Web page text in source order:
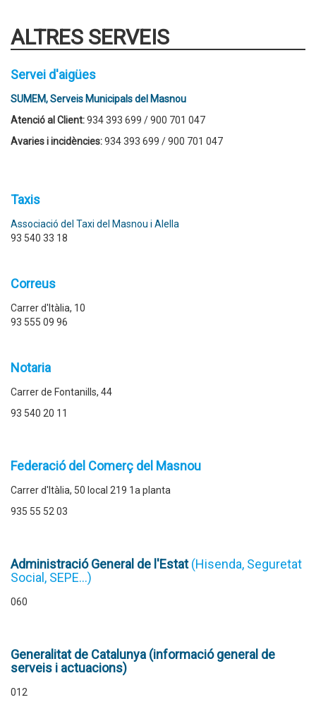
ALTRES SERVEIS
Servei d'aigües
SUMEM, Serveis Municipals del Masnou
Atenció al Client:934 393 699 / 900 701 047
Avaries i incidències:934 393 699 / 900 701 047
Taxis
Associació del Taxi del Masnou i Alella
93 540 33 18
Correus
Carrer d'Itàlia, 10
93 555 09 96
Notaria
Carrer de Fontanills, 44
93 540 20 11
Federació del Comerç del Masnou
Carrer d'Itàlia, 50 local 219 1a planta
935 55 52 03
Administració General de l'Estat(Hisenda, Seguretat
Social, SEPE...)
060
Generalitat de Catalunya (informació general de
serveis i actuacions)
012